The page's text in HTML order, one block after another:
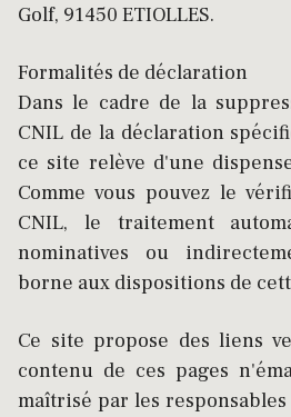
Golf, 91450 ETIOLLES.
Formalités de déclaration
Dans le cadre de la
CNIL de la déclaration
ce site relève d'une
Comme vous pouvez le
CNIL, le traitement
nominatives ou
borne aux dispositions de
Ce site propose des liens
contenu de ces pages
maîtrisé par les